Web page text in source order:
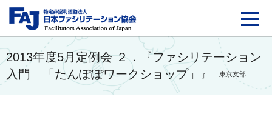
FAJ：特定非営利活動
2013年度5月定例会 ２．『ファシリテーション
入門 「たんぽぽワークショップ」』
東京支部